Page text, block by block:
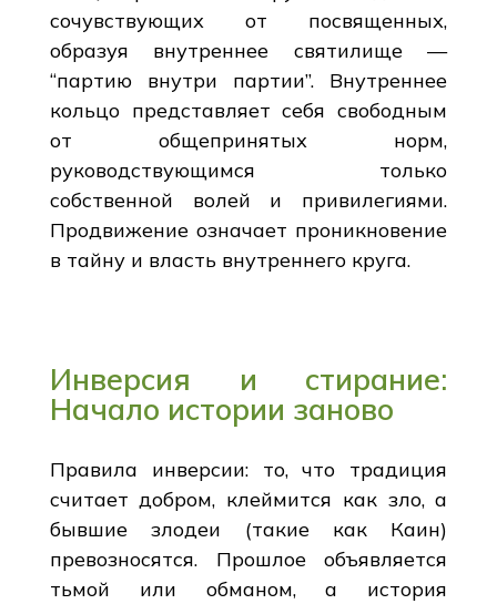
сочувствующих от посвященных,
образуя внутреннее святилище —
“партию внутри партии”. Внутреннее
кольцо представляет себя свободным
от общепринятых норм,
руководствующимся только
собственной волей и привилегиями.
Продвижение означает проникновение
в тайну и власть внутреннего круга.
Инверсия и стирание:
Начало истории заново
Правила инверсии: то, что традиция
считает добром, клеймится как зло, а
бывшие злодеи (такие как Каин)
превозносятся. Прошлое объявляется
тьмой или обманом, а история